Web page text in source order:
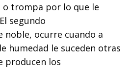
trompa por lo que le
segundo
ocurre cuando a
humedad le suceden otras
producen los